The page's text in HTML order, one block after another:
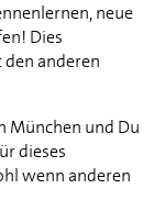
neue
Dies
anderen
München und Du
dieses
wenn anderen